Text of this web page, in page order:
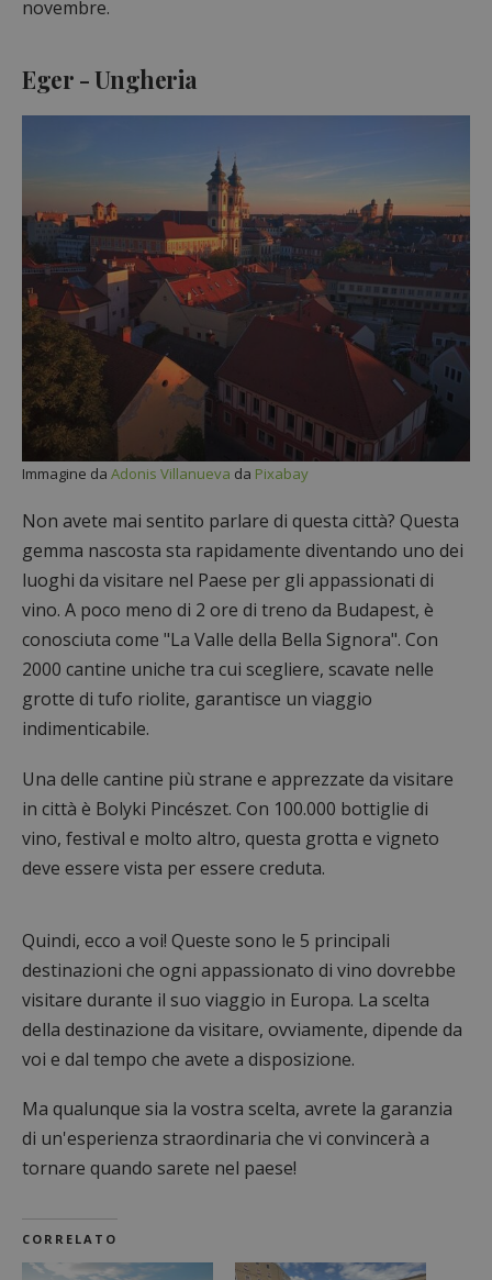
novembre.
Eger - Ungheria
Immagine da Adonis Villanueva da Pixabay
Non avete mai sentito parlare di questa città? Questa
gemma nascosta sta rapidamente diventando uno dei
luoghi da visitare nel Paese per gli appassionati di
vino. A poco meno di 2 ore di treno da Budapest, è
conosciuta come "La Valle della Bella Signora". Con
2000 cantine uniche tra cui scegliere, scavate nelle
grotte di tufo riolite, garantisce un viaggio
indimenticabile.
Una delle cantine più strane e apprezzate da visitare
in città è Bolyki Pincészet. Con 100.000 bottiglie di
vino, festival e molto altro, questa grotta e vigneto
deve essere vista per essere creduta.
Quindi, ecco a voi! Queste sono le 5 principali
destinazioni che ogni appassionato di vino dovrebbe
visitare durante il suo viaggio in Europa. La scelta
della destinazione da visitare, ovviamente, dipende da
voi e dal tempo che avete a disposizione.
Ma qualunque sia la vostra scelta, avrete la garanzia
di un'esperienza straordinaria che vi convincerà a
tornare quando sarete nel paese!
CORRELATO